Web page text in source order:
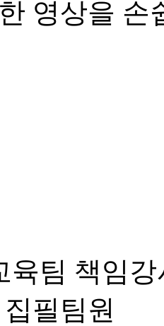
영상을 손
육팀 책임강
필팀원